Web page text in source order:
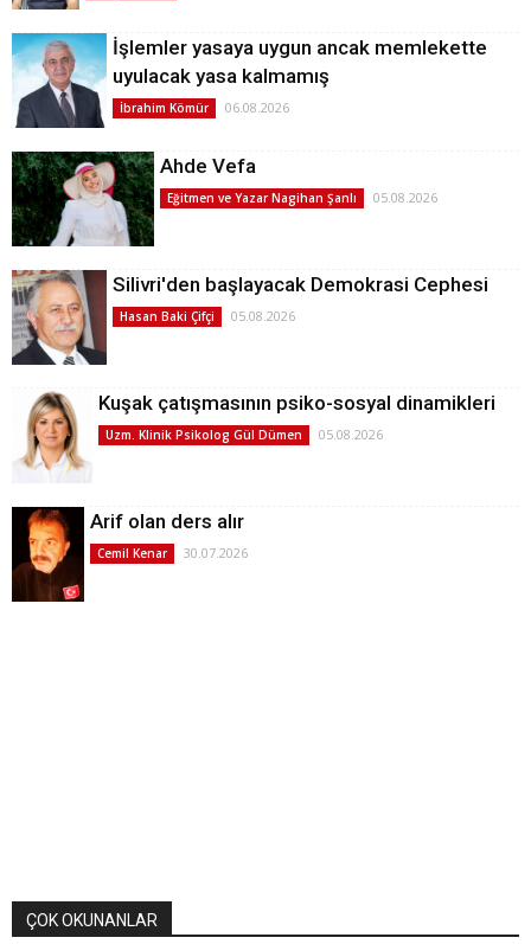
İşlemler yasaya uygun ancak memlekette
uyulacak yasa kalmamış
İbrahim Kömür 06.08.2026
Ahde Vefa
Eğitmen ve Yazar Nagihan Şanlı 05.08.2026
Silivri'den başlayacak Demokrasi Cephesi
Hasan Baki Çifçi 05.08.2026
Kuşak çatışmasının psiko-sosyal dinamikleri
Uzm. Klinik Psikolog Gül Dümen 05.08.2026
Arif olan ders alır
Cemil Kenar 30.07.2026
ÇOK OKUNANLAR